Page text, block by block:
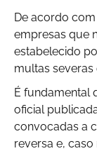
De acordo
empresas que
estabelecido
multas severas
É fundamental
oficial
convocadas a
reversa e,